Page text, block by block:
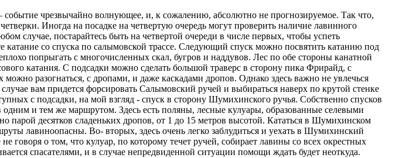
событие чрезвычайно волнующее, и, к сожалению, абсолютно не прогнозируемое. Так что,
Иногда на посадке на четвертую очередь могут проверить наличие лавинного
случае, постарайтесь быть на четвертой очереди в числе первых, чтобы успеть
катание со спуска по салымовской трассе. Следующий спуск можно посвятить катанию под
попрыгать с многочисленных скал, бугров и наддувов. Лес по обе стороны канатной
катания. С подсадки можно сделать большой траверс в сторону пика Фрирайд, с
разогнаться, с дропами, и даже каскадами дропов. Однако здесь важно не увлечься
вам придется форсировать Салымовский ручей и выбираться наверх по крутой стенке
с подсадки, на мой взгляд - спуск в сторону Шумихинского ручья. Собственно спусков
и тем же маршрутом. Здесь есть поляны, лесные кулуары, образованные селевыми
парой десятков сладеньких дропов, от 1 до 15 метров высотой. Кататься в Шумихинском
лавиноопасны. Во- вторых, здесь очень легко заблудиться и уехать в Шумихинский
говоря о том, что кулуар, по которому течет ручей, собирает лавины со всех окрестных
спасателями, и в случае непредвиденной ситуации помощи ждать будет неоткуда.